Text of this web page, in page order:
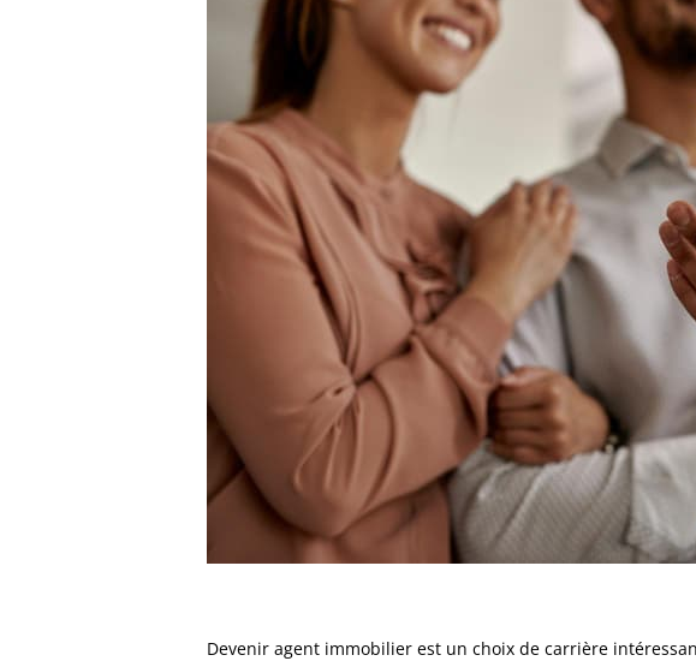
Devenir agent immobilier est un choix de carrière